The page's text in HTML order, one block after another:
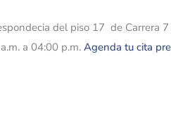
del piso 17 de Carrera
a 04:00 p.m. Agenda tu cita